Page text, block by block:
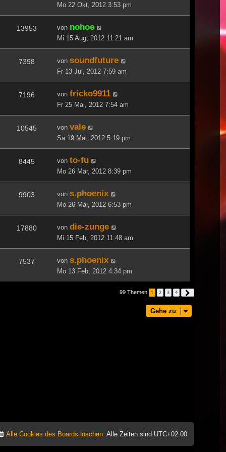
Mo 22 Okt, 2012 3:53 pm
13953 von nohoe
Mi 15 Aug, 2012 11:21 am
7398 von soundfuture
Fr 13 Jul, 2012 7:59 am
7196 von fricko9911
Fr 25 Mai, 2012 7:54 am
10545 von vale
Sa 19 Mai, 2012 5:19 pm
8445 von to-fu
Mo 26 Mär, 2012 8:39 pm
9903 von s.phoenix
Mo 26 Mär, 2012 6:53 pm
17880 von die-zunge
Mi 15 Feb, 2012 11:48 am
7537 von s.phoenix
Mo 13 Feb, 2012 4:34 pm
99 Themen 1 2 3 4
Gehe zu
Alle Zeiten sind UTC+02:00
Alle Cookies des Boards löschen